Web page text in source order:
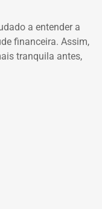
a entender a
financeira. Assim,
tranquila antes,